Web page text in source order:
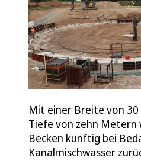
Mit einer Breite von
Tiefe von zehn
Becken künftig bei
Kanalmischwasser